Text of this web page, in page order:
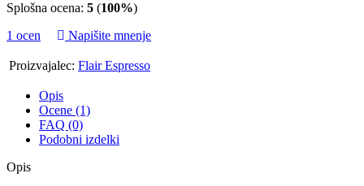
Splošna ocena: 5 (100%)
1 ocen
Napišite mnenje
Proizvajalec: Flair Espresso
Opis
Ocene (1)
FAQ (0)
Podobni izdelki
Opis